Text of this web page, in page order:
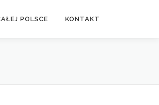
POLSCE KONTAKT